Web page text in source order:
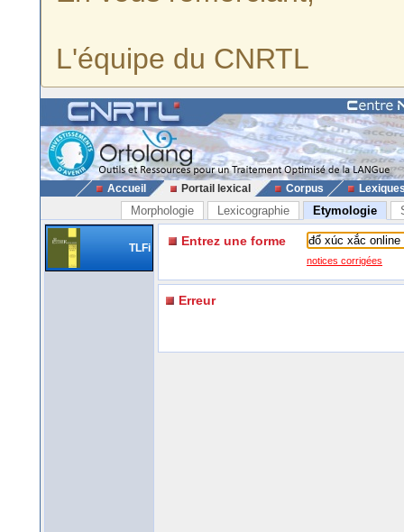
L'équipe du CNRTL
Accueil Portail lexical Corpus
Morphologie Lexicographie Etymologie
TLFi Entrez une forme
notices corrigées
Erreur